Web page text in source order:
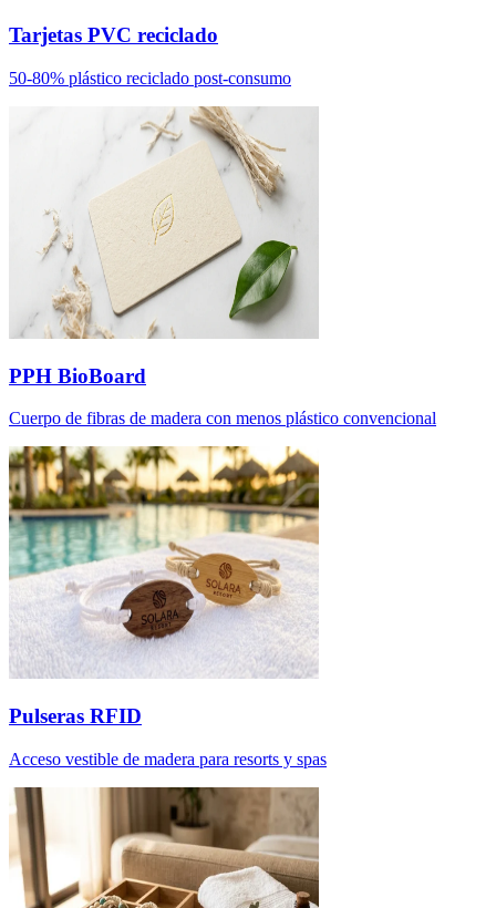
Tarjetas PVC reciclado
50-80% plástico reciclado post-consumo
PPH BioBoard
Cuerpo de fibras de madera con menos plástico convencional
Pulseras RFID
Acceso vestible de madera para resorts y spas